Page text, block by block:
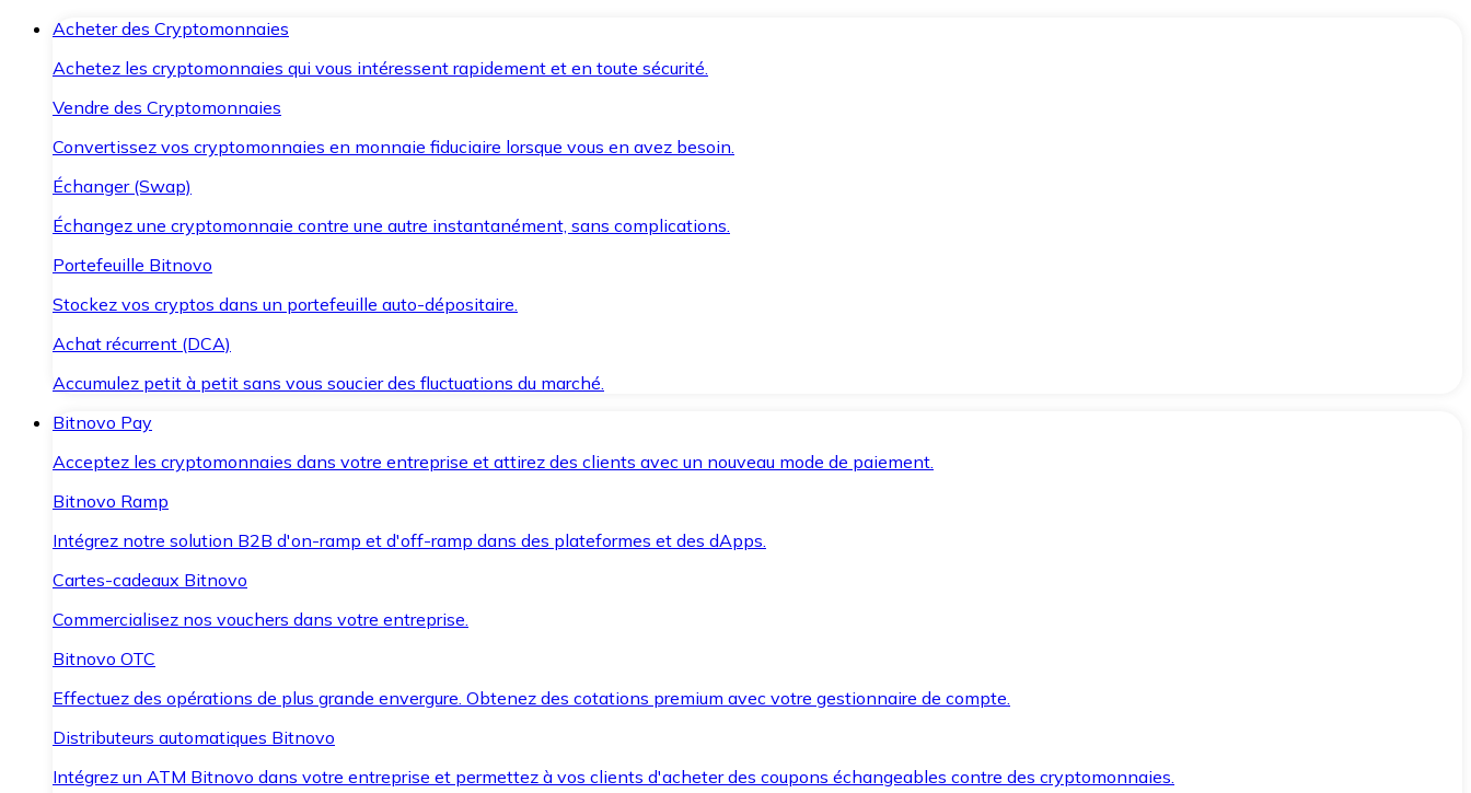
Acheter des Cryptomonnaies
Achetez les cryptomonnaies qui vous intéressent rapidement et en toute sécurité.
Vendre des Cryptomonnaies
Convertissez vos cryptomonnaies en monnaie fiduciaire lorsque vous en avez besoin.
Échanger (Swap)
Échangez une cryptomonnaie contre une autre instantanément, sans complications.
Portefeuille Bitnovo
Stockez vos cryptos dans un portefeuille auto-dépositaire.
Achat récurrent (DCA)
Accumulez petit à petit sans vous soucier des fluctuations du marché.
Bitnovo Pay
Acceptez les cryptomonnaies dans votre entreprise et attirez des clients avec un nouveau mode de paiement.
Bitnovo Ramp
Intégrez notre solution B2B d'on-ramp et d'off-ramp dans des plateformes et des dApps.
Cartes-cadeaux Bitnovo
Commercialisez nos vouchers dans votre entreprise.
Bitnovo OTC
Effectuez des opérations de plus grande envergure. Obtenez des cotations premium avec votre gestionnaire de compte.
Distributeurs automatiques Bitnovo
Intégrez un ATM Bitnovo dans votre entreprise et permettez à vos clients d'acheter des coupons échangeables contre des cryptomonnaies.